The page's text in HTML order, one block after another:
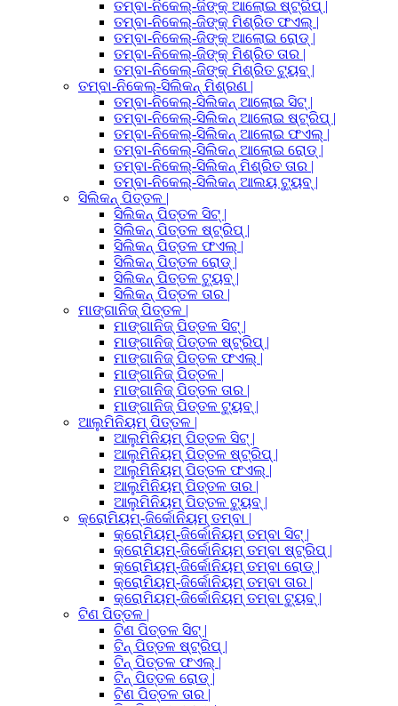
ତମ୍ବା-ନିକେଲ୍-ଜିଙ୍କ୍ ଆଲୋଇ ଷ୍ଟ୍ରିପ୍ |
ତମ୍ବା-ନିକେଲ୍-ଜିଙ୍କ୍ ମିଶ୍ରିତ ଫଏଲ୍ |
ତମ୍ବା-ନିକେଲ୍-ଜିଙ୍କ୍ ଆଲୋଇ ରୋଡ୍ |
ତମ୍ବା-ନିକେଲ୍-ଜିଙ୍କ୍ ମିଶ୍ରିତ ତାର |
ତମ୍ବା-ନିକେଲ୍-ଜିଙ୍କ୍ ମିଶ୍ରିତ ଟ୍ୟୁବ୍ |
ତମ୍ବା-ନିକେଲ୍-ସିଲିକନ୍ ମିଶ୍ରଣ |
ତମ୍ବା-ନିକେଲ୍-ସିଲିକନ୍ ଆଲୋଇ ସିଟ୍ |
ତମ୍ବା-ନିକେଲ୍-ସିଲିକନ୍ ଆଲୋଇ ଷ୍ଟ୍ରିପ୍ |
ତମ୍ବା-ନିକେଲ୍-ସିଲିକନ୍ ଆଲୋଇ ଫଏଲ୍ |
ତମ୍ବା-ନିକେଲ୍-ସିଲିକନ୍ ଆଲୋଇ ରୋଡ୍ |
ତମ୍ବା-ନିକେଲ୍-ସିଲିକନ୍ ମିଶ୍ରିତ ତାର |
ତମ୍ବା-ନିକେଲ୍-ସିଲିକନ୍ ଆଲୟ ଟ୍ୟୁବ୍ |
ସିଲିକନ୍ ପିତ୍ତଳ |
ସିଲିକନ୍ ପିତ୍ତଳ ସିଟ୍ |
ସିଲିକନ୍ ପିତ୍ତଳ ଷ୍ଟ୍ରିପ୍ |
ସିଲିକନ୍ ପିତ୍ତଳ ଫଏଲ୍ |
ସିଲିକନ୍ ପିତ୍ତଳ ରୋଡ୍ |
ସିଲିକନ୍ ପିତ୍ତଳ ଟ୍ୟୁବ୍ |
ସିଲିକନ୍ ପିତ୍ତଳ ତାର |
ମାଙ୍ଗାନିଜ୍ ପିତ୍ତଳ |
ମାଙ୍ଗାନିଜ୍ ପିତ୍ତଳ ସିଟ୍ |
ମାଙ୍ଗାନିଜ୍ ପିତ୍ତଳ ଷ୍ଟ୍ରିପ୍ |
ମାଙ୍ଗାନିଜ୍ ପିତ୍ତଳ ଫଏଲ୍ |
ମାଙ୍ଗାନିଜ୍ ପିତ୍ତଳ |
ମାଙ୍ଗାନିଜ୍ ପିତ୍ତଳ ତାର |
ମାଙ୍ଗାନିଜ୍ ପିତ୍ତଳ ଟ୍ୟୁବ୍ |
ଆଲୁମିନିୟମ୍ ପିତ୍ତଳ |
ଆଲୁମିନିୟମ୍ ପିତ୍ତଳ ସିଟ୍ |
ଆଲୁମିନିୟମ୍ ପିତ୍ତଳ ଷ୍ଟ୍ରିପ୍ |
ଆଲୁମିନିୟମ୍ ପିତ୍ତଳ ଫଏଲ୍ |
ଆଲୁମିନିୟମ୍ ପିତ୍ତଳ ତାର |
ଆଲୁମିନିୟମ୍ ପିତ୍ତଳ ଟ୍ୟୁବ୍ |
କ୍ରୋମିୟମ୍-ଜିର୍କୋନିୟମ୍ ତମ୍ବା |
କ୍ରୋମିୟମ୍-ଜିର୍କୋନିୟମ୍ ତମ୍ବା ସିଟ୍ |
କ୍ରୋମିୟମ୍-ଜିର୍କୋନିୟମ୍ ତମ୍ବା ଷ୍ଟ୍ରିପ୍ |
କ୍ରୋମିୟମ୍-ଜିର୍କୋନିୟମ୍ ତମ୍ବା ରୋଡ୍ |
କ୍ରୋମିୟମ୍-ଜିର୍କୋନିୟମ୍ ତମ୍ବା ତାର |
କ୍ରୋମିୟମ୍-ଜିର୍କୋନିୟମ୍ ତମ୍ବା ଟ୍ୟୁବ୍ |
ଟିଣ ପିତ୍ତଳ |
ଟିଣ ପିତ୍ତଳ ସିଟ୍ |
ଟିନ୍ ପିତ୍ତଳ ଷ୍ଟ୍ରିପ୍ |
ଟିନ୍ ପିତ୍ତଳ ଫଏଲ୍ |
ଟିନ୍ ପିତ୍ତଳ ରୋଡ୍ |
ଟିଣ ପିତ୍ତଳ ତାର |